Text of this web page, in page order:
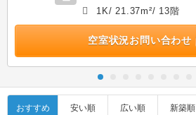
1K/ 21.37m²/ 13階
空室状況お問い合わせ
おすすめ 安い順 広い順 新築順